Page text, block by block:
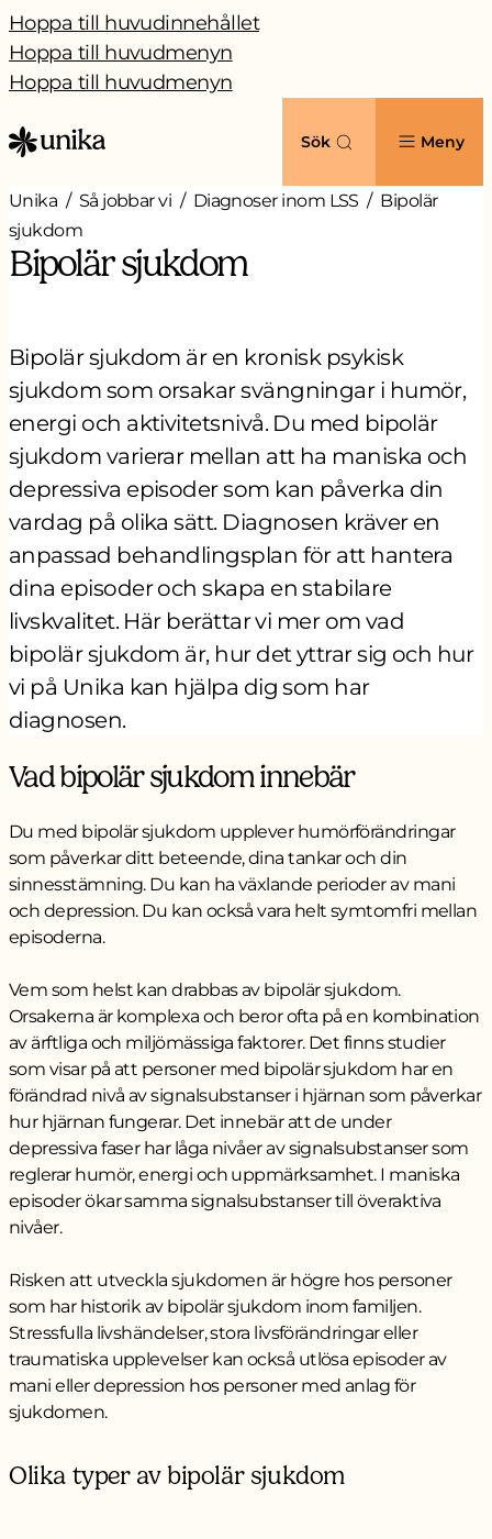
Hoppa till huvudinnehållet
Hoppa till huvudmenyn
Hoppa till huvudmenyn
Sök Meny
Unika Så jobbar vi Diagnoser inom LSS
Bipolär
sjukdom
Bipolär sjukdom
Bipolär sjukdom är en kronisk psykisk
sjukdom som orsakar svängningar i humör,
energi och aktivitetsnivå. Du med bipolär
sjukdom varierar mellan att ha maniska och
depressiva episoder som kan påverka din
vardag på olika sätt. Diagnosen kräver en
anpassad behandlingsplan för att hantera
dina episoder och skapa en stabilare
livskvalitet. Här berättar vi mer om vad
bipolär sjukdom är, hur det yttrar sig och hur
vi på Unika kan hjälpa dig som har
diagnosen.
Vad bipolär sjukdom innebär
Du med bipolär sjukdom upplever humörförändringar
som påverkar ditt beteende, dina tankar och din
sinnesstämning. Du kan ha växlande perioder av mani
och depression. Du kan också vara helt symtomfri mellan
episoderna.
Vem som helst kan drabbas av bipolär sjukdom.
Orsakerna är komplexa och beror ofta på en kombination
av ärftliga och miljömässiga faktorer. Det finns studier
som visar på att personer med bipolär sjukdom har en
förändrad nivå av signalsubstanser i hjärnan som påverkar
hur hjärnan fungerar. Det innebär att de under
depressiva faser har låga nivåer av signalsubstanser som
reglerar humör, energi och uppmärksamhet. I maniska
episoder ökar samma signalsubstanser till överaktiva
nivåer.
Risken att utveckla sjukdomen är högre hos personer
som har historik av bipolär sjukdom inom familjen.
Stressfulla livshändelser, stora livsförändringar eller
traumatiska upplevelser kan också utlösa episoder av
mani eller depression hos personer med anlag för
sjukdomen.
Olika typer av bipolär sjukdom